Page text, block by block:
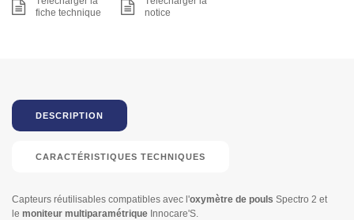
fiche technique
notice
DESCRIPTION
CARACTÉRISTIQUES TECHNIQUES
Capteurs réutilisables compatibles avec l'oxymètre de pouls Spectro 2 et
le moniteur multiparamétrique Innocare'S.